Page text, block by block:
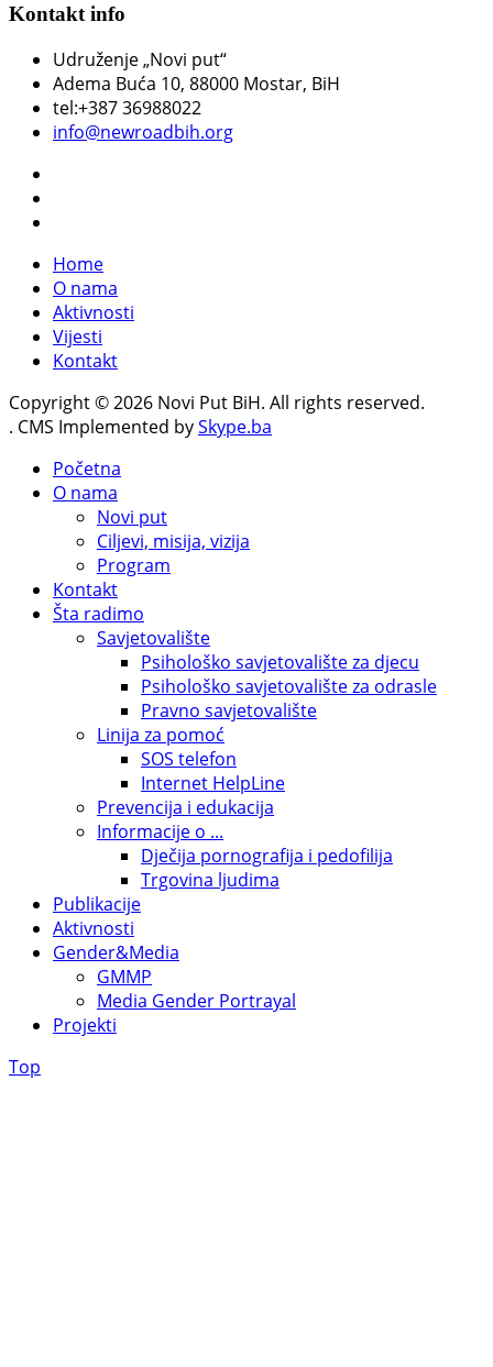
Kontakt info
Udruženje „Novi put“
Adema Buća 10, 88000 Mostar, BiH
tel:+387 36988022
info@newroadbih.org
Home
O nama
Aktivnosti
Vijesti
Kontakt
Copyright © 2026 Novi Put BiH. All rights reserved.
. CMS Implemented bySkype.ba
Početna
O nama
Novi put
Ciljevi, misija, vizija
Program
Kontakt
Šta radimo
Savjetovalište
Psihološko savjetovalište za djecu
Psihološko savjetovalište za odrasle
Pravno savjetovalište
Linija za pomoć
SOS telefon
Internet HelpLine
Prevencija i edukacija
Informacije o ...
Dječija pornografija i pedofilija
Trgovina ljudima
Publikacije
Aktivnosti
Gender&Media
GMMP
Media Gender Portrayal
Projekti
Top